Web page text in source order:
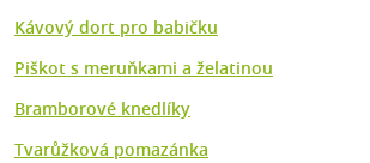
Kávový dort pro babičku
Piškot s meruňkami a želatinou
Bramborové knedlíky
Tvarůžková pomazánka